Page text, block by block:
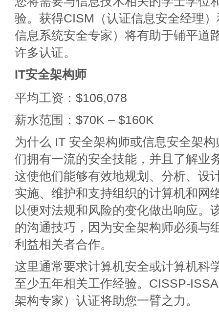
验。获得CISM（认证信息安全经理
信息系统安全专家）将有助于铺平道
许多认证。
IT安全架构师
平均工资：$106,078
薪水范围：$70K – $160K
为什么 IT 安全架构师或信息安全架
们拥有一流的安全技能，并且了解业
这使他们能够有效地规划、分析、设
实施、维护和支持组织的计算机和网
以便对法规和风险的变化做出响应。
的沟通技巧，因为安全架构师必须与
利益相关者合作。
这里通常要求计算机安全或计算机科
至少五年相关工作经验。CISSP-
架构专家）认证将助您一臂之力。